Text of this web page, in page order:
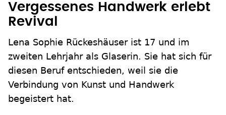
Vergessenes Handwerk erlebt
Revival
Lena Sophie Rückeshäuser ist 17 und im
zweiten Lehrjahr als Glaserin. Sie hat sich für
diesen Beruf entschieden, weil sie die
Verbindung von Kunst und Handwerk
begeistert hat.